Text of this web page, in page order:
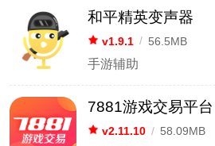
和平精英变声器
v1.9.1 / 56.5MB
手游辅助
7881游戏交易平台
v2.11.10 / 58.09MB